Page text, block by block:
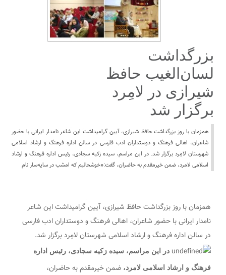
بزرگداشت
لسان‌الغیب حافظ
شیرازی در لامِرد
برگزار شد
همزمان با روز بزرگداشت حافظ شیرازی، آیین گرامیداشت این شاعر نامدار ایرانی با حضور
شاعران، اهالی فرهنگ و دوستداران ادب فارسی در سالن اداره فرهنگ و ارشاد اسلامی
شهرستان لامِرد برگزار شد. در این مراسم، سیده زکیه سجادی، رئیس اداره فرهنگ و ارشاد
اسلامی لامرد، ضمن خیرمقدم به حاضران، گفت:«خوشحالیم که امشب در سایه‌سار نام
همزمان با روز بزرگداشت حافظ شیرازی، آیین گرامیداشت این شاعر
نامدار ایرانی با حضور شاعران، اهالی فرهنگ و دوستداران ادب فارسی
در سالن اداره فرهنگ و ارشاد اسلامی شهرستان لامِرد برگزار شد.
در این مراسم، سیده زکیه سجادی، رئیس اداره
فرهنگ و ارشاد اسلامی لامرد، ضمن خیرمقدم به حاضران،